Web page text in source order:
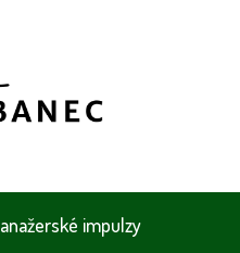
impulzy